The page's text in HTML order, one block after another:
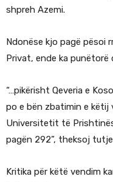
shpreh Azemi.
Ndonëse kjo pagë pësoi
Privat, ende ka punëtorë
“…pikërisht Qeveria e
po e bën zbatimin e
Universitetit të
pagën 292”, theksoj
Kritika për këtë vendim